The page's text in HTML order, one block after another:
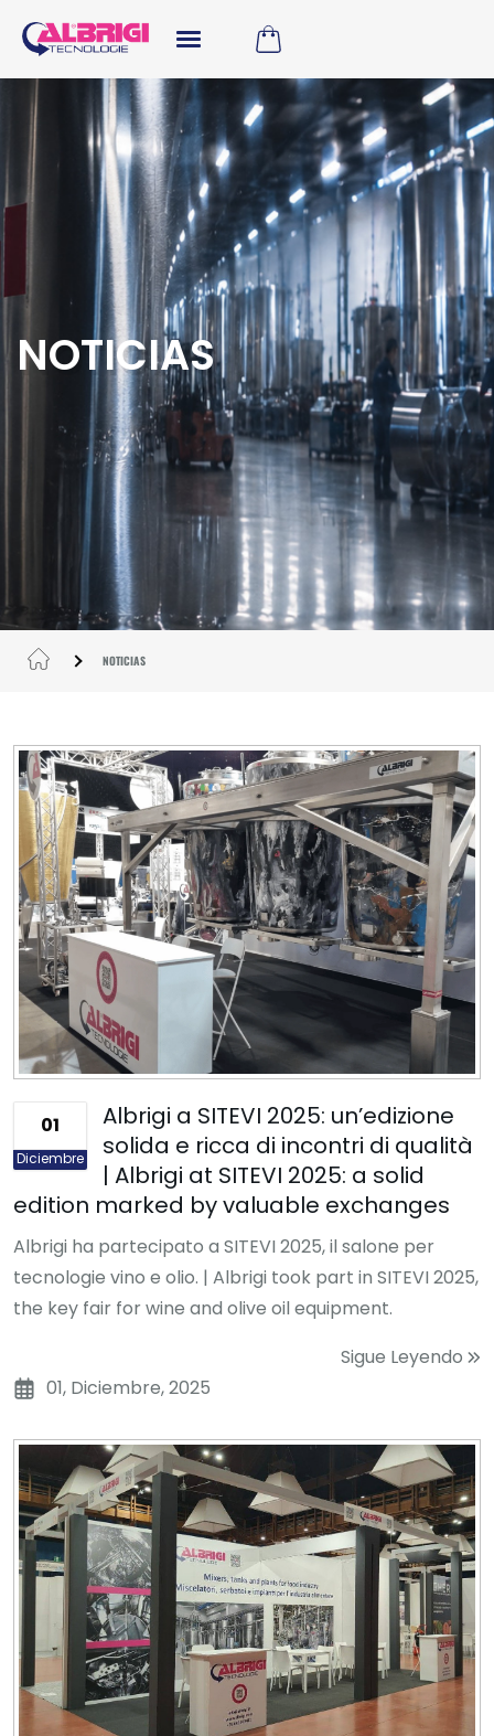
NOTICIAS
NOTICIAS
01
Diciembre
Albrigi a SITEVI 2025: un’edizione
solida e ricca di incontri di qualità
| Albrigi at SITEVI 2025: a solid
edition marked by valuable exchanges
Albrigi ha partecipato a SITEVI 2025, il salone per
tecnologie vino e olio. | Albrigi took part in SITEVI 2025,
the key fair for wine and olive oil equipment.
Sigue Leyendo
01, Diciembre, 2025